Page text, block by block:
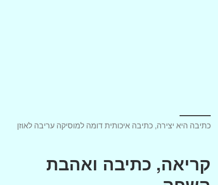
כתיבה היא יצירה, כתיבה איכותית דומה למוסיקה עריבה לאוזן
קריאה, כתיבה ואהבת